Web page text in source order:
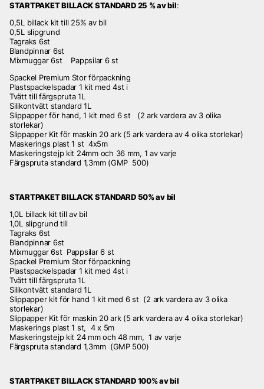
STARTPAKET BILLACK STANDARD 25 % av bil:
0,5L billack kit till 25% av bil
0,5L slipgrund
Tagraks 6st
Blandpinnar 6st
Mixmuggar 6st Pappsilar 6 st
Spackel Premium Stor förpackning
Plastspackelspadar 1 kit med 4st i
Tvätt till färgspruta 1L
Silikontvätt standard 1L
Slippapper för hand, 1 kit med 6 st (2 ark vardera av 3 olika
storlekar)
Slippapper Kit för maskin 20 ark (5 ark vardera av 4 olika storlekar)
Maskerings plast 1 st 4x5m
Maskeringstejp kit 24mm och 36 mm, 1 av varje
Färgspruta standard 1,3mm (GMP 500)
STARTPAKET BILLACK STANDARD 50% av bil
1,0L billack kit till av bil
1,0L slipgrund till
Tagraks 6st
Blandpinnar 6st
Mixmuggar 6st Pappsilar 6 st
Spackel Premium Stor förpackning
Plastspackelspadar 1 kit med 4st i
Tvätt till färgspruta 1L
Silikontvätt standard 1L
Slippapper kit för hand 1 kit med 6 st (2 ark vardera av 3 olika
storlekar)
Slippapper Kit för maskin 20 ark (5 ark vardera av 4 olika storlekar)
Maskerings plast 1 st, 4 x 5m
Maskeringstejp kit 24 mm och 48 mm, 1 av varje
Färgspruta standard 1,3mm (GMP 500)
STARTPAKET BILLACK STANDARD 100% av bil